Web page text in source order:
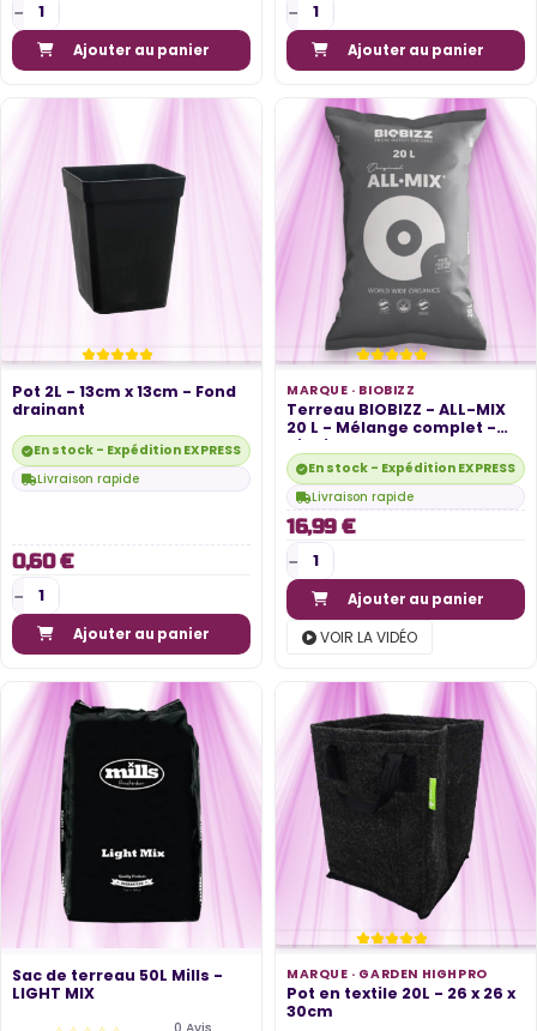
Ajouter au panier Ajouter au panier
Pot 2L - 13cm x 13cm - Fond
drainant
En stock - Expédition EXPRESS disponible
Livraison rapide
0,60 €
Ajouter au panier
MARQUE · BIOBIZZ
Terreau BIOBIZZ - ALL-MIX
20 L - Mélange complet -
Biobizz
En stock - Expédition EXPRESS
Livraison rapide
16,99 €
Ajouter au panier
VOIR LA VIDÉO
Sac de terreau 50L Mills -
LIGHT MIX
MARQUE · GARDEN HIGHPRO
Pot en textile 20L - 26 x 26 x
30cm